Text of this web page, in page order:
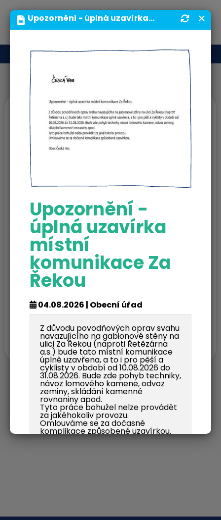
MENU
Fotografie
Dětský den a kácení májky
Upozornění - úplná uzavírka místní komunikace Za Řekou | Obecní úřad | Obec Česká Ves
Upozornění -
úplná uzavírka
místní
komunikace Za
Řekou
04.08.2026 | Obecní úřad
Z důvodu povodňových oprav svahu
navazujícího na gabionové stěny na
ulici Za Řekou (naproti Řetězárna
a.s.) bude tato místní komunikace
úplně uzavřena, a to i pro pěší a
cyklisty v období od 10.08.2026 do
31.08.2026. Bude zde pohyb techniky,
návoz lomového kamene, odvoz
zeminy, skládání kamenné
rovnaniny apod.
Tyto práce bohužel nelze provádět
za jakéhokoliv provozu.
Omlouváme se za dočasné
komplikace způsobené uzavírkou.